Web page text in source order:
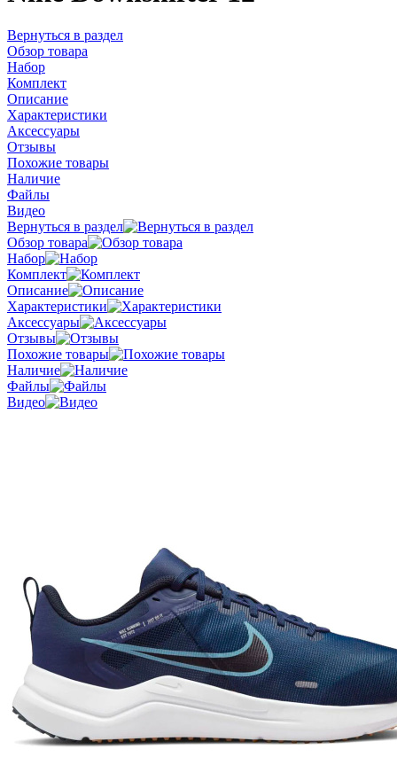
Вернуться в раздел
Обзор товара
Набор
Комплект
Описание
Характеристики
Аксессуары
Отзывы
Похожие товары
Наличие
Файлы
Видео
Вернуться в раздел
Обзор товара
Набор
Комплект
Описание
Характеристики
Аксессуары
Отзывы
Похожие товары
Наличие
Файлы
Видео